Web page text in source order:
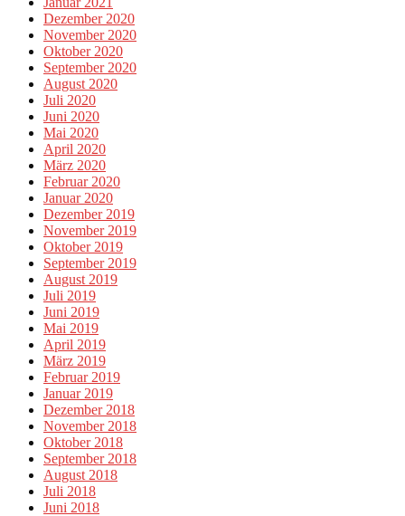
Dezember 2020
November 2020
Oktober 2020
September 2020
August 2020
Juli 2020
Juni 2020
Mai 2020
April 2020
März 2020
Februar 2020
Januar 2020
Dezember 2019
November 2019
Oktober 2019
September 2019
August 2019
Juli 2019
Juni 2019
Mai 2019
April 2019
März 2019
Februar 2019
Januar 2019
Dezember 2018
November 2018
Oktober 2018
September 2018
August 2018
Juli 2018
Juni 2018